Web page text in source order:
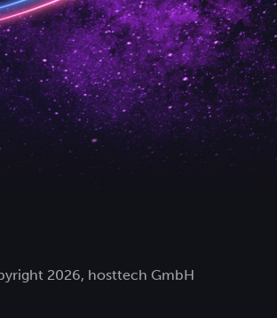
2026, hosttech GmbH